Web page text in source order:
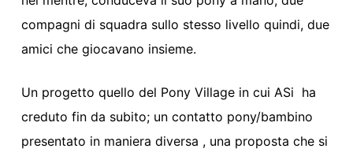
compagni di squadra sullo stesso livello quindi, due
amici che giocavano insieme.
Un progetto quello del Pony Village in cui ASi ha
creduto fin da subito; un contatto pony/bambino
presentato in maniera diversa , una proposta che si